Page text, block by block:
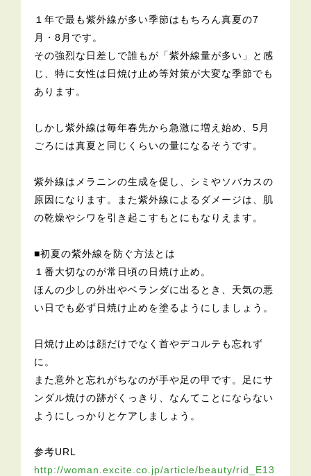
１年で最も紫外線が多い季節はもちろん真夏の7
月・8月です。
その強烈な日差しで誰もが「紫外線量が多い」と感
じ、特に女性は日焼け止め等対策が大変な季節でも
あります。
しかし紫外線は毎年春先から急激に増え始め、5月
ごろには真夏と同じくらいの量になるそうです。
紫外線はメラニンの生成を促し、シミやソバカスの
原因になります。また紫外線によるダメージは、肌
の乾燥やシワを引き起こすもとにもなりえます。
■初夏の紫外線を防ぐ方法とは
１番大切なのが常日頃の日焼け止め。
ほんの少しの外出やベランダに出るとき、天気の悪
い日でも必ず日焼け止めを塗るようにしましょう。
日焼け止めは顔だけでなく首やデコルテも忘れず
に。
また意外と忘れがちなのが手や足の甲です。足にサ
ンダル焼けの跡がくっきり、なんてことにならない
ようにしっかりとケアしましょう。
参考URL
http://woman.excite.co.jp/article/beauty/rid_E13